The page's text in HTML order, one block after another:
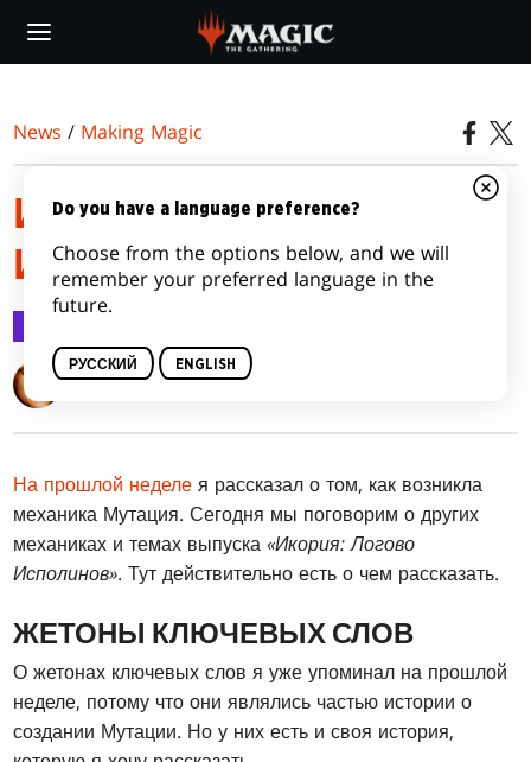
main
News / Making Magic
ИЗ ЧЕГО СОСТОИТ
ИКОРИЯ
Mark Rosewater
На прошлой неделе я рассказал о том, как возникла
механика Мутация. Сегодня мы поговорим о других
механиках и темах выпуска«Икория: Логово
Исполинов». Тут действительно есть о чем рассказать.
ЖЕТОНЫ КЛЮЧЕВЫХ СЛОВ
О жетонах ключевых слов я уже упоминал на прошлой
неделе, потому что они являлись частью истории о
создании Мутации. Но у них есть и своя история,
Do you have a language preference?
Choose from the options below, and we will
remember your preferred language in the
future.
РУССКИЙ ENGLISH